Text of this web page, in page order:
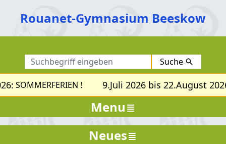
Rouanet-Gymnasium Beeskow
Suche
SOMMERFERIEN ! 9.Juli 2026 bis 22.August
Menu
Neues